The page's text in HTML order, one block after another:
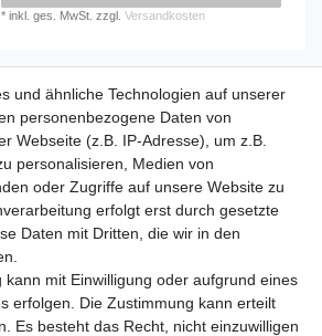
*inkl. ges. MwSt. zzgl.Versandkosten
ab 40 €
und ähnliche Technologien auf unserer
personenbezogene Daten von
Webseite (z.B. IP-Adresse), um z.B.
personalisieren, Medien von
oder Zugriffe auf unsere Website zu
erfolgt erst durch gesetzte
Daten mit Dritten, die wir in den
kann mit Einwilligung oder aufgrund eines
erfolgen. Die Zustimmung kann erteilt
Es besteht das Recht, nicht einzuwilligen